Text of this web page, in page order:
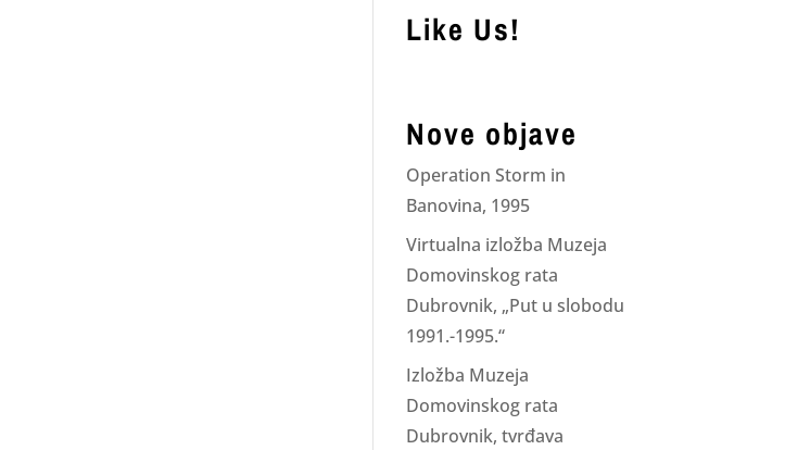
Like Us!
Nove objave
Operation Storm in
Banovina, 1995
Virtualna izložba Muzeja
Domovinskog rata
Dubrovnik, „Put u slobodu
1991.-1995.“
Izložba Muzeja
Domovinskog rata
Dubrovnik, tvrđava